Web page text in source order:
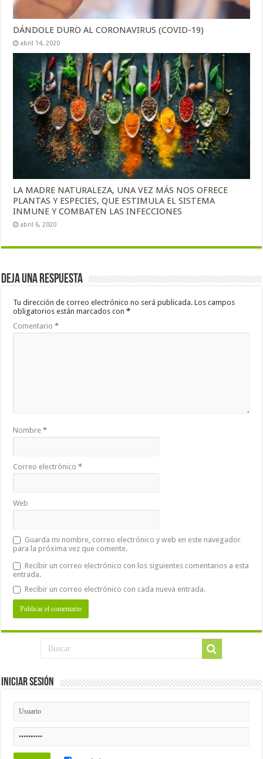
DÁNDOLE DURO AL CORONAVIRUS (COVID-19)
abril 14, 2020
LA MADRE NATURALEZA, UNA VEZ MÁS NOS OFRECE
PLANTAS Y ESPECIES, QUE ESTIMULA EL SISTEMA
INMUNE Y COMBATEN LAS INFECCIONES
abril 6, 2020
Deja una respuesta
Tu dirección de correo electrónico no será publicada. Los campos
obligatorios están marcados con*
Comentario*
Nombre*
Correo electrónico*
Web
Guarda mi nombre, correo electrónico y web en este navegador
para la próxima vez que comente.
Recibir un correo electrónico con los siguientes comentarios a esta
entrada.
Recibir un correo electrónico con cada nueva entrada.
Iniciar Sesión